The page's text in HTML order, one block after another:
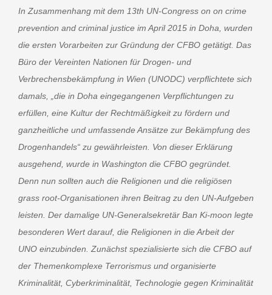
In Zusammenhang mit dem 13th UN-Congress on on crime
prevention and criminal justice im April 2015 in Doha, wurden
die ersten Vorarbeiten zur Gründung der CFBO getätigt. Das
Büro der Vereinten Nationen für Drogen- und
Verbrechensbekämpfung in Wien (UNODC) verpflichtete sich
damals, „die in Doha eingegangenen Verpflichtungen zu
erfüllen, eine Kultur der Rechtmäßigkeit zu fördern und
ganzheitliche und umfassende Ansätze zur Bekämpfung des
Drogenhandels“ zu gewährleisten. Von dieser Erklärung
ausgehend, wurde in Washington die CFBO gegründet.
Denn nun sollten auch die Religionen und die religiösen
grass root-Organisationen ihren Beitrag zu den UN-Aufgeben
leisten. Der damalige UN-Generalsekretär Ban Ki-moon legte
besonderen Wert darauf, die Religionen in die Arbeit der
UNO einzubinden. Zunächst spezialisierte sich die CFBO auf
der Themenkomplexe Terrorismus und organisierte
Kriminalität, Cyberkriminalität, Technologie gegen Kriminalität